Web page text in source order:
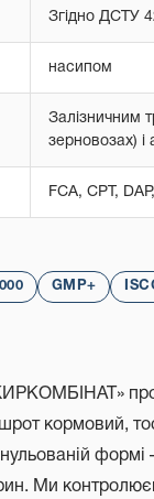
Згідно ДСТУ
насипом
Залізничним
зерновозах) і
FCA, CPT,
GMP+
кормовий,
Ми